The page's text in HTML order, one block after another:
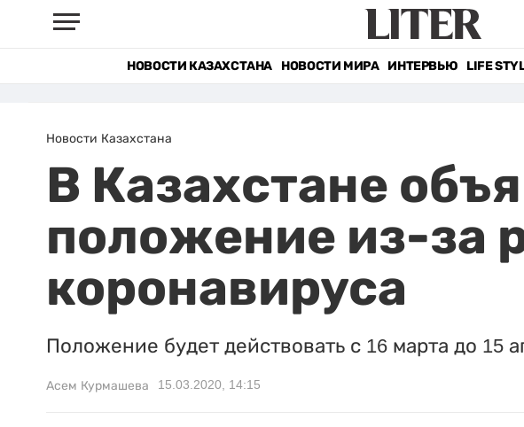
НОВОСТИ КАЗАХСТАНА НОВОСТИ МИРА ИНТЕРВЬЮ LIFE
Новости Казахстана
В Казахстане
положение из-за
коронавируса
Положение будет действовать с 16 марта до 15
Асем Курмашева 15.03.2020, 14:15